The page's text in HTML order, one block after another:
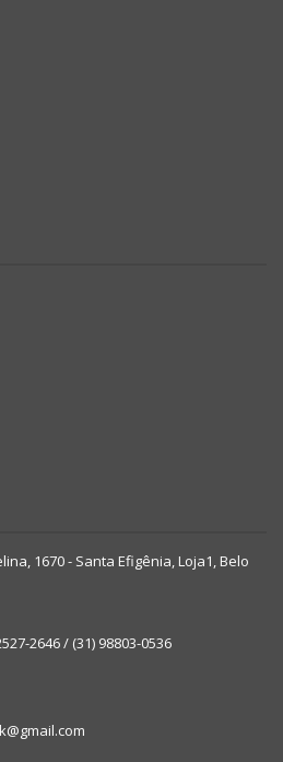
1670 - Santa Efigênia, Loja1, Belo
2646 / (31) 98803-0536